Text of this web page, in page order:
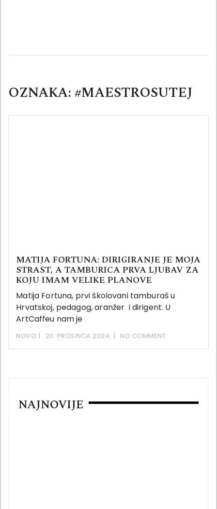
OZNAKA:#MAESTROSUTEJ
MATIJA FORTUNA: DIRIGIRANJE JE MOJA
STRAST, A TAMBURICA PRVA LJUBAV ZA
KOJU IMAM VELIKE PLANOVE
Matija Fortuna, prvi školovani tamburaš u
Hrvatskoj, pedagog, aranžer i dirigent. U
ArtCaffeu nam je
NOVO 20. PROSINCA 2024. NO COMMENT
NAJNOVIJE